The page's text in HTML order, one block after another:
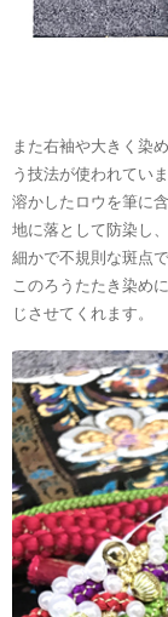
また右袖や大きく染
う技法が使われていま
溶かしたロウを筆に
地に落として防染し
細かで不規則な斑点
このろうたたき染め
じさせてくれます。